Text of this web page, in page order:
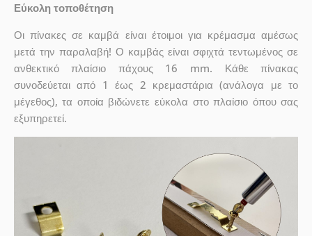
Εύκολη τοποθέτηση
Οι πίνακες σε καμβά είναι έτοιμοι για κρέμασμα αμέσως
μετά την παραλαβή! Ο καμβάς είναι σφιχτά τεντωμένος σε
ανθεκτικό πλαίσιο πάχους 16 mm. Κάθε πίνακας
συνοδεύεται από 1 έως 2 κρεμαστάρια (ανάλογα με το
μέγεθος), τα οποία βιδώνετε εύκολα στο πλαίσιο όπου σας
εξυπηρετεί.